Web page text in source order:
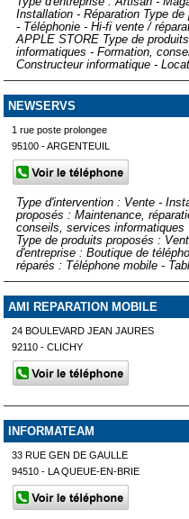
Installation - Réparation Type
- Téléphonie - Hi-fi vente /
APPLE STORE Type de
informatiques - Formation,
Constructeur informatique -
NEWSERVS
1 rue poste prolongee
95100 - ARGENTEUIL
Type d'intervention : Vente -
proposés : Maintenance,
conseils, services informatiques
Type de produits proposés :
d'entreprise : Boutique de
réparés : Téléphone mobile -
AMI REPARATION MOBILE
24 BOULEVARD JEAN JAURES
92110 - CLICHY
INFORMATEAM
33 RUE GEN DE GAULLE
94510 - LA QUEUE-EN-BRIE